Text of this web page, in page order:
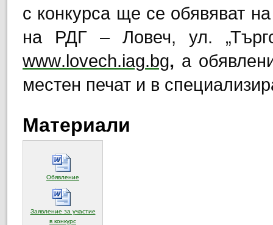
с конкурса ще се обявяват
на РДГ – Ловеч, ул.
www.lovech.iag.bg, а
местен печат и в
Материали
Обявление
Заявление за участие
в конкурс(отваря се в нов прозорец)